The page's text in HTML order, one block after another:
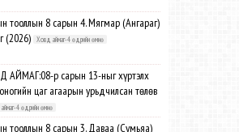
тооллын 8 сарын 4. Мягмар (Ангараг)
(2026)
Ховд аймаг-4 өдрийн өмнө
АЙМАГ:08-р сарын 13-ныг хүртэлх
цаг агаарын урьдчилсан төлөв
4 өдрийн өмнө
тооллын 8 сарын 3. Даваа (Сумьяа)